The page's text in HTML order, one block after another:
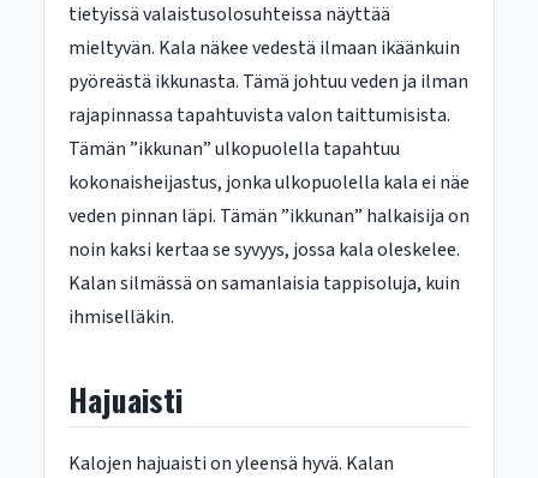
tietyissä valaistusolosuhteissa näyttää
mieltyvän. Kala näkee vedestä ilmaan ikäänkuin
pyöreästä ikkunasta. Tämä johtuu veden ja ilman
rajapinnassa tapahtuvista valon taittumisista.
Tämän ”ikkunan” ulkopuolella tapahtuu
kokonaisheijastus, jonka ulkopuolella kala ei näe
veden pinnan läpi. Tämän ”ikkunan” halkaisija on
noin kaksi kertaa se syvyys, jossa kala oleskelee.
Kalan silmässä on samanlaisia tappisoluja, kuin
ihmiselläkin.
Hajuaisti
Kalojen hajuaisti on yleensä hyvä. Kalan